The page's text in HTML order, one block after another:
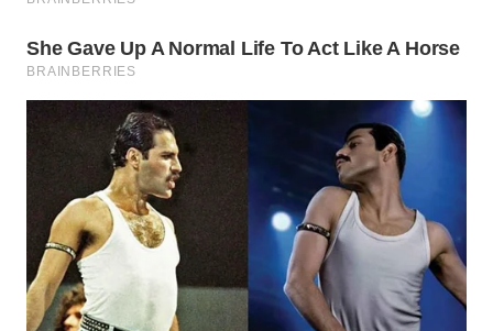
WAHANA
KONSUMEN
WAHANA
LISTRIK
WAHANA
TRAVEL
WAHANA
TV